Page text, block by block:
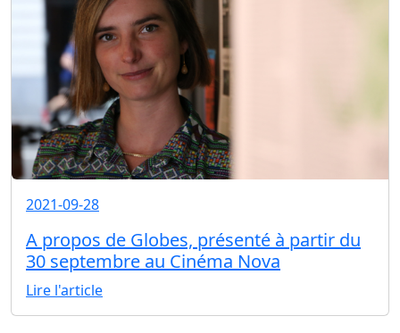
2021-09-28
A propos de Globes, présenté à partir du
30 septembre au Cinéma Nova
Lire l'article